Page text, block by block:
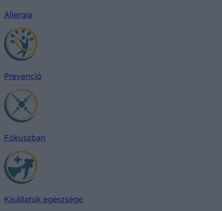
Allergia
Prevenció
Fókuszban
Kisállatok egészsége